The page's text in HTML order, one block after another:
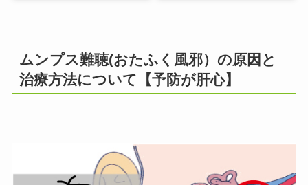
ムンプス難聴(おたふく風邪）の原因と
治療方法について【予防が肝心】